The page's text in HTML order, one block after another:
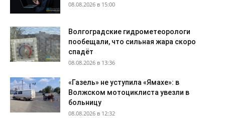
08.08.2026 в 15:00
Волгоградские гидрометеорологи
пообещали, что сильная жара скоро
спадёт
08.08.2026 в 13:36
«Газель» не уступила «Ямахе»: в
Волжском мотоциклиста увезли в
больницу
08.08.2026 в 12:32